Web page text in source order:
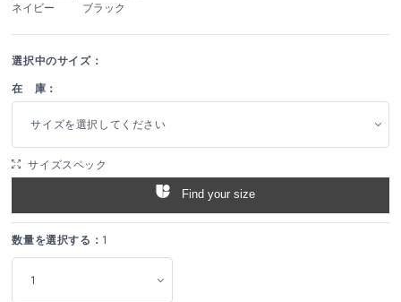
ネイビー ブラック
選択中のサイズ：
在 庫：
サイズを選択してください
サイズスペック
Find your size
数量を選択する： 1